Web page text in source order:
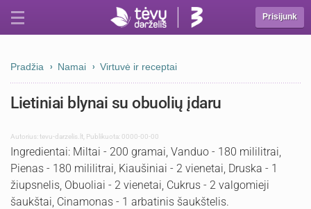
Prisijunk
Pradžia Namai Virtuvė ir receptai
Lietiniai blynai su obuolių įdaru
Autorius:tevu-darzelis.lt Publikuota: 0000-00-00
Ingredientai: Miltai - 200 gramai, Vanduo - 180 mililitrai,
Pienas - 180 mililitrai, Kiaušiniai - 2 vienetai, Druska - 1
žiupsnelis, Obuoliai - 2 vienetai, Cukrus - 2 valgomieji
šaukštai, Cinamonas - 1 arbatinis šaukštelis.